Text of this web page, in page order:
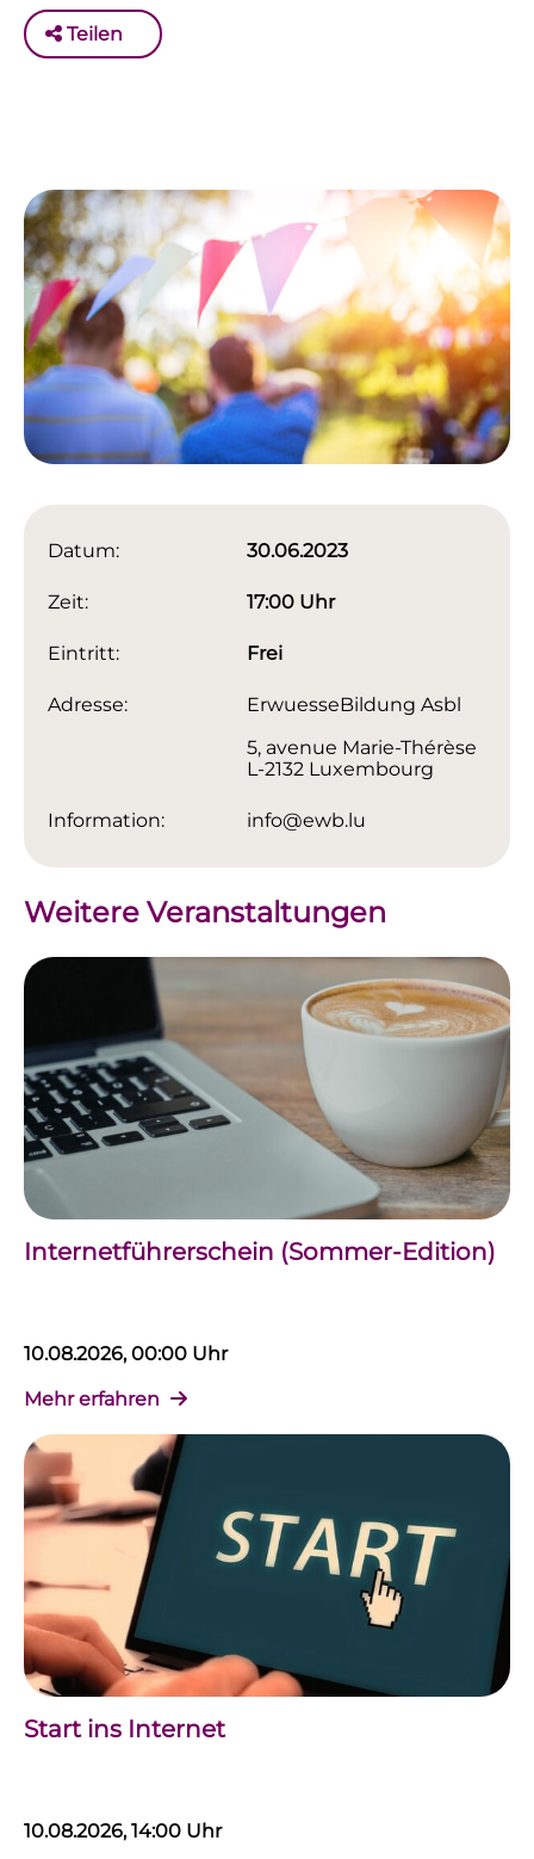
Teilen
Datum: 30.06.2023
Zeit: 17:00 Uhr
Eintritt: Frei
Adresse:
ErwuesseBildung Asbl
5, avenue Marie-Thérèse
L-2132 Luxembourg
Information: info@ewb.lu
Weitere Veranstaltungen
Internetführerschein (Sommer-Edition)
10.08.2026, 00:00 Uhr
Mehr erfahren
Start ins Internet
10.08.2026, 14:00 Uhr